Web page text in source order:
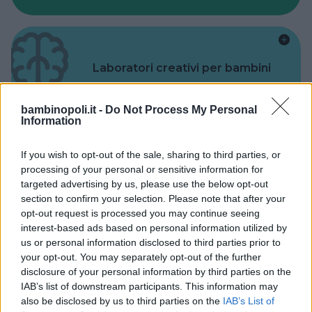
bambinopoli.it - Do Not Process My Personal
Information
If you wish to opt-out of the sale, sharing to third parties, or
processing of your personal or sensitive information for
targeted advertising by us, please use the below opt-out
section to confirm your selection. Please note that after your
opt-out request is processed you may continue seeing
interest-based ads based on personal information utilized by
us or personal information disclosed to third parties prior to
your opt-out. You may separately opt-out of the further
disclosure of your personal information by third parties on the
IAB’s list of downstream participants. This information may
also be disclosed by us to third parties on the IAB’s List of
Laboratori creativi per bambini
Asili Nido
Feste